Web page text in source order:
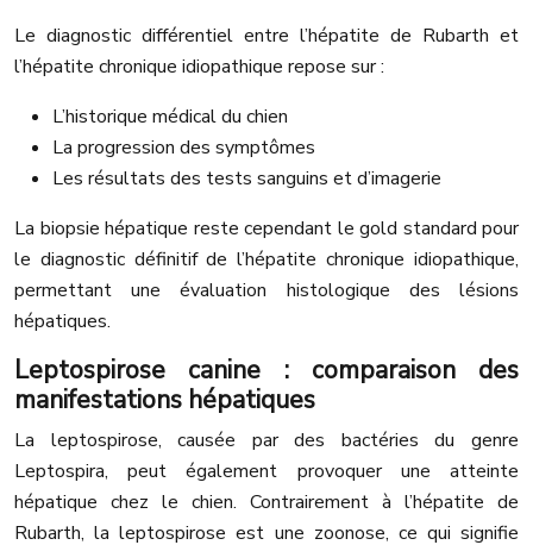
Le diagnostic différentiel entre l’hépatite de Rubarth et
l’hépatite chronique idiopathique repose sur :
L’historique médical du chien
La progression des symptômes
Les résultats des tests sanguins et d’imagerie
La biopsie hépatique reste cependant le gold standard pour
le diagnostic définitif de l’hépatite chronique idiopathique,
permettant une évaluation histologique des lésions
hépatiques.
Leptospirose canine : comparaison des
manifestations hépatiques
La leptospirose, causée par des bactéries du genre
Leptospira, peut également provoquer une atteinte
hépatique chez le chien. Contrairement à l’hépatite de
Rubarth, la leptospirose est une zoonose, ce qui signifie